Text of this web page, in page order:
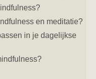
en meditatie?
in je dagelijkse